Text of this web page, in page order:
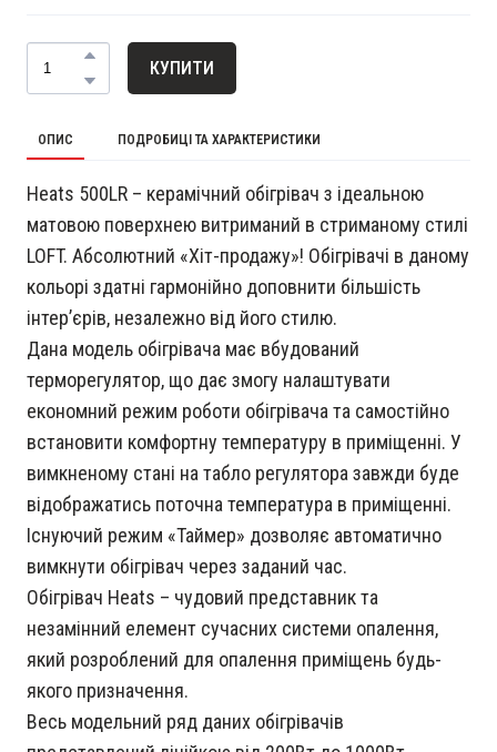
КУПИТИ
ОПИС ПОДРОБИЦІ ТА ХАРАКТЕРИСТИКИ
Heats 500LR – керамічний обігрівач з ідеальною
матовою поверхнею витриманий в стриманому стилі
LOFT. Абсолютний «Хіт-продажу»! Обігрівачі в даному
кольорі здатні гармонійно доповнити більшість
інтер’єрів, незалежно від його стилю.
Дана модель обігрівача має вбудований
терморегулятор, що дає змогу налаштувати
економний режим роботи обігрівача та самостійно
встановити комфортну температуру в приміщенні. У
вимкненому стані на табло регулятора завжди буде
відображатись поточна температура в приміщенні.
Існуючий режим «Таймер» дозволяє автоматично
вимкнути обігрівач через заданий час.
Обігрівач Heats – чудовий представник та
незамінний елемент сучасних системи опалення,
який розроблений для опалення приміщень будь-
якого призначення.
Весь модельний ряд даних обігрівачів